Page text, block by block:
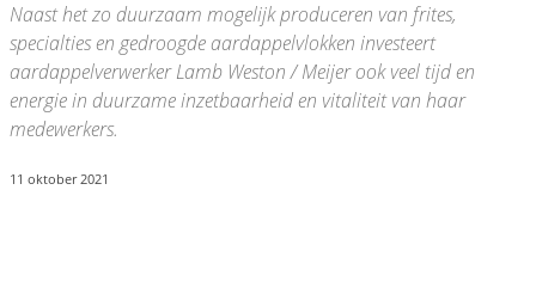
Naast het zo duurzaam mogelijk produceren van frites,
specialties en gedroogde aardappelvlokken investeert
aardappelverwerker Lamb Weston / Meijer ook veel tijd en
energie in duurzame inzetbaarheid en vitaliteit van haar
medewerkers.
11 oktober 2021